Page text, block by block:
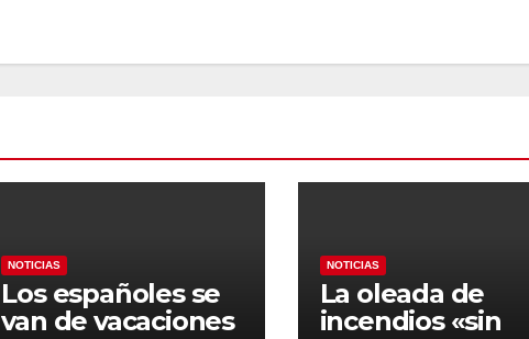
NOTICIAS
Los españoles se
van de vacaciones
NOTICIAS
La oleada de
incendios «sin